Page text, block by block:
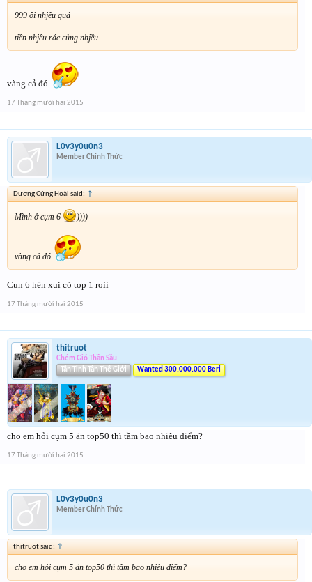
999 ôi nhjều quá
tiền nhjều rác củng nhjều.
vàng cả đó
17 Tháng mười hai 2015
L0v3y0u0n3
Member Chính Thức
Dương Cửng Hoài said: ↑
Mình ở cụm 6 ))))
vàng cả đó
Cụn 6 hên xui có top 1 roìi
17 Tháng mười hai 2015
thitruot
Chém Gió Thần Sầu
Tân Tinh Tân Thế Giới
Wanted 300.000.000 Beri
cho em hỏi cụm 5 ăn top50 thì tầm bao nhiêu điểm?
17 Tháng mười hai 2015
L0v3y0u0n3
Member Chính Thức
thitruot said: ↑
cho em hỏi cụm 5 ăn top50 thì tầm bao nhiêu điểm?